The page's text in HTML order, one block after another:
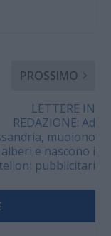
PROSSIMO
LETTERE IN
REDAZIONE: Ad
muoiono
e nascono i
pubblicitari